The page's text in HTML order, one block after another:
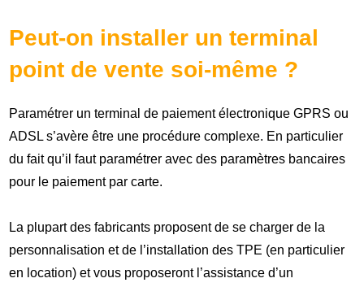
Peut-on installer un terminal
point de vente soi-même ?
Paramétrer un terminal de paiement électronique GPRS ou
ADSL s’avère être une procédure complexe. En particulier
du fait qu’il faut paramétrer avec des paramètres bancaires
pour le paiement par carte.
La plupart des fabricants proposent de se charger de la
personnalisation et de l’installation des TPE (en particulier
en location) et vous proposeront l’assistance d’un